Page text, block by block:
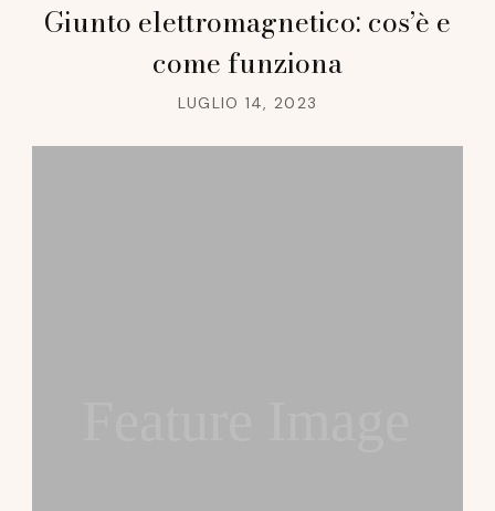
Giunto elettromagnetico: cos’è e
come funziona
LUGLIO 14, 2023